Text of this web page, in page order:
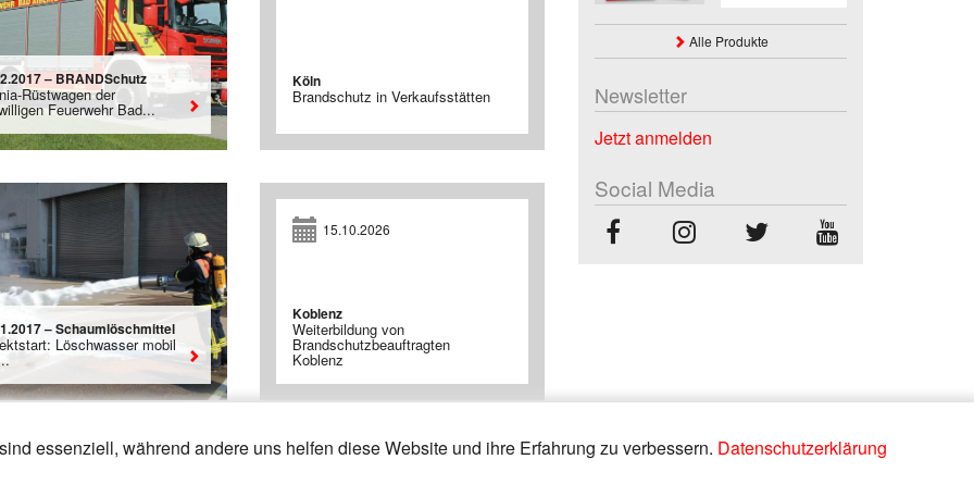
essenziell, während andere uns helfen diese Website und ihre Erfahrung zu verbessern. Datenschutzerklärung
– BRANDSchutz
Rüstwagen der
Feuerwehr Bad...
– Schaumlöschmittel
Löschwasser mobil
Köln
Brandschutz in Verkaufsstätten
15.10.2026
Koblenz
Weiterbildung von
Brandschutzbeauftragten
Koblenz
Alle Produkte
Newsletter
Jetzt anmelden
Social Media